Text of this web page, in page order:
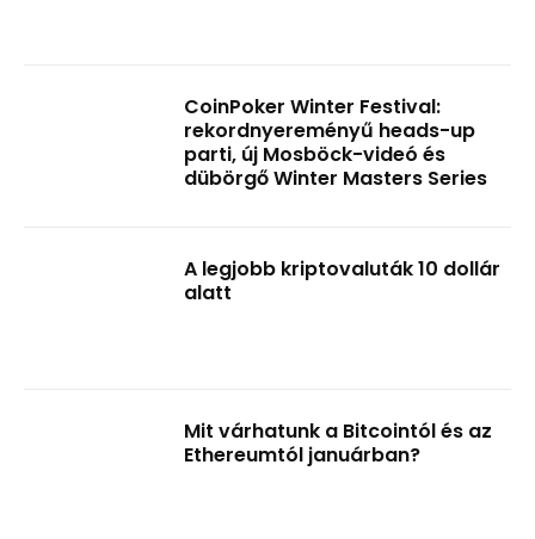
CoinPoker Winter Festival:
rekordnyereményű heads-up
parti, új Mosböck-videó és
dübörgő Winter Masters Series
A legjobb kriptovaluták 10 dollár
alatt
Mit várhatunk a Bitcointól és az
Ethereumtól januárban?